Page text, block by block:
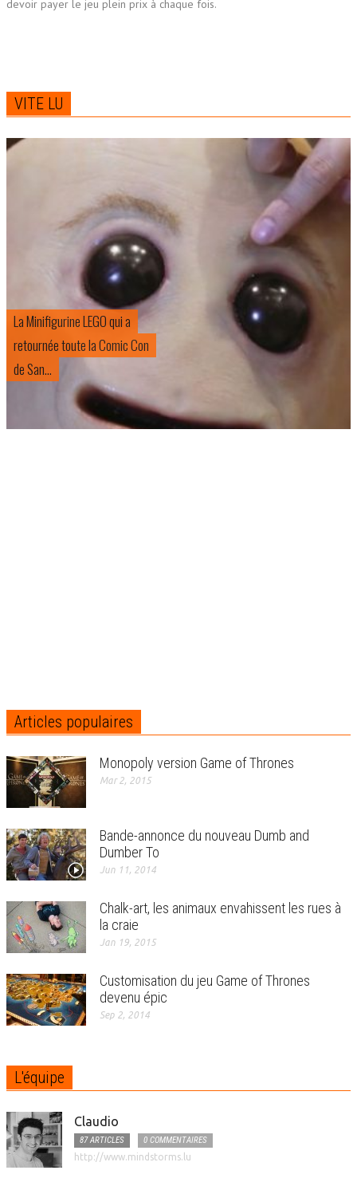
devoir payer le jeu plein prix à chaque fois.
VITE LU
La Minifigurine LEGO qui a
retournée toute la Comic Con
de San...
Articles populaires
Monopoly version Game of Thrones
Mar 2, 2015
Bande-annonce du nouveau Dumb and
Dumber To
Jun 11, 2014
Chalk-art, les animaux envahissent les rues à
la craie
Jan 19, 2015
Customisation du jeu Game of Thrones
devenu épic
Sep 2, 2014
L'équipe
Claudio
87 ARTICLES
0 COMMENTAIRES
http://www.mindstorms.lu